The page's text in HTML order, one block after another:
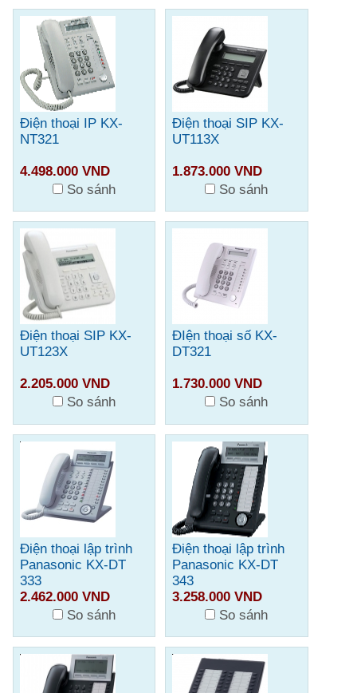
Điện thoại IP KX-
NT321
4.498.000 VND
So sánh
Điện thoại SIP KX-
UT113X
1.873.000 VND
So sánh
Điện thoại SIP KX-
UT123X
2.205.000 VND
So sánh
ĐIện thoại số KX-
DT321
1.730.000 VND
So sánh
Điện thoại lập trình
Panasonic KX-DT
333
2.462.000 VND
So sánh
Điện thoại lập trình
Panasonic KX-DT
343
3.258.000 VND
So sánh